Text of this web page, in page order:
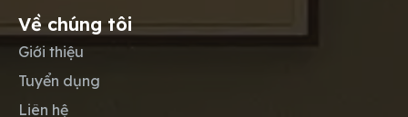
Về chúng tôi
Giới thiệu
Tuyển dụng
Liên hệ